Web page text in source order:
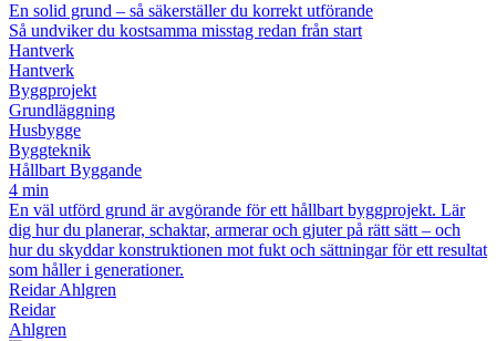
En solid grund – så säkerställer du korrekt utförande
Så undviker du kostsamma misstag redan från start
Hantverk
Hantverk
Byggprojekt
Grundläggning
Husbygge
Byggteknik
Hållbart Byggande
4 min
En väl utförd grund är avgörande för ett hållbart byggprojekt. Lär
dig hur du planerar, schaktar, armerar och gjuter på rätt sätt – och
hur du skyddar konstruktionen mot fukt och sättningar för ett resultat
som håller i generationer.
Reidar Ahlgren
Reidar
Ahlgren